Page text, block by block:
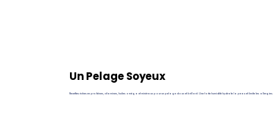
Un Pelage Soyeux
Recettes riches en protéines, vitamines, huiles oméga et minéraux pour un pelage doux et brillant. Une forte humidité hydrate la peau et limite les allergies.